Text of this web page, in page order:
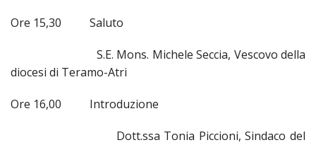
Ore 15,30 Saluto
S.E. Mons. Michele Seccia, Vescovo della
diocesi di Teramo-Atri
Ore 16,00 Introduzione
Dott.ssa Tonia Piccioni, Sindaco del